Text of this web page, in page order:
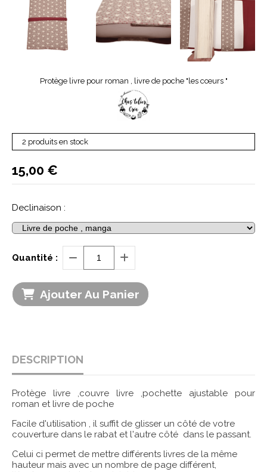
Protège livre pour roman , livre de poche "les cœurs "
Declinaison :
2 produits en stock
15,00 €
Quantité :
Ajouter Au Panier
DESCRIPTION
Protège livre ,couvre livre ,pochette ajustable pour
roman et livre de poche
Facile d'utilisation , il suffit de glisser un côté de votre
couverture dans le rabat et l'autre côté dans le passant.
Celui ci permet de mettre différents livres de la même
hauteur mais avec un nombre de page différent,